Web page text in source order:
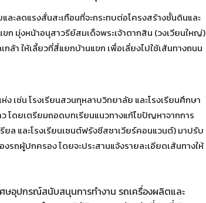
ะลดแรงสั่นสะเทือนที่จะกระทบต่อโครงสร้างชั้นดินและ
ก มุ่งหน้าอนุสาวรีย์สมเด็จพระเจ้าตากสิน (วงเวียนใหญ่)
ล้า ให้เลี้ยวที่สี่แยกบ้านแขก เพื่อเลี่ยงไปใช้เส้นทางถนน
เช่น โรงเรียนสวนกุหลาบวิทยาลัย และโรงเรียนศึกษา
โดยเตรียมถอดบทเรียนแนวทางแก้ไขปัญหาจากการ
ล และโรงเรียนเซนต์ฟรังซีสซาเวียร์คอนแวนต์) มาปรับ
รถผู้ปกครอง โดยจะประสานแจ้งรายละเอียดเส้นทางให้
อุปกรณ์สนับสนุนการทำงาน รถเครื่องผลิตและ